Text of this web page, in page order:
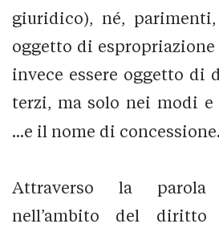
giuridico), né, parimenti,
oggetto di espropriazione
invece essere oggetto di
terzi, ma solo nei modi e
...e il nome di concessione.
Attraverso la parola
nell’ambito del diritto